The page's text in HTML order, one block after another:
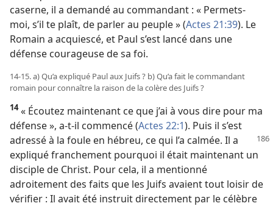
caserne, il a demandé au commandant : « Permets-
moi, s’il te plaît, de parler au peuple » (Actes 21:39). Le
Romain a acquiescé, et Paul s’est lancé dans une
défense courageuse de sa foi.
14-15. a) Qu’a expliqué Paul aux Juifs ? b) Qu’a fait le commandant
romain pour connaître la raison de la colère des Juifs ?
14« Écoutez maintenant ce que j’ai à vous dire pour ma
défense », a-t-il commencé (Actes 22:1). Puis il s’est
adressé à la foule en hébreu, ce qui l’a calmée. Il a
expliqué franchement pourquoi il était maintenant un
disciple de Christ. Pour cela, il a mentionné
adroitement des faits que les Juifs avaient tout loisir de
vérifier : Il avait été instruit directement par le célèbre